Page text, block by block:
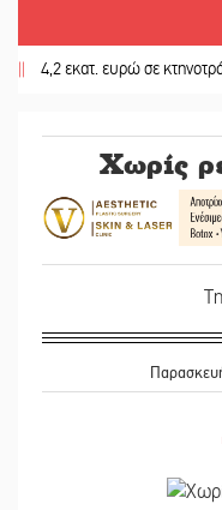
εκατ. ευρώ σε κτηνοτρόφους
Χωρίς